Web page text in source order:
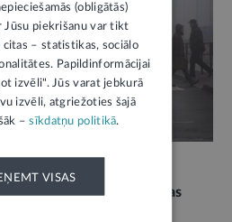
termiņuzturēšanās
grozījumi Imigrācijas
(obligātās)
Jūsu piekrišanu var tikt
– statistikas, sociālo
Papildinformācijai
izvēli". Jūs varat jebkurā
izvēli, atgriežoties šajā
–sīkdatņu politikā.
VISAS